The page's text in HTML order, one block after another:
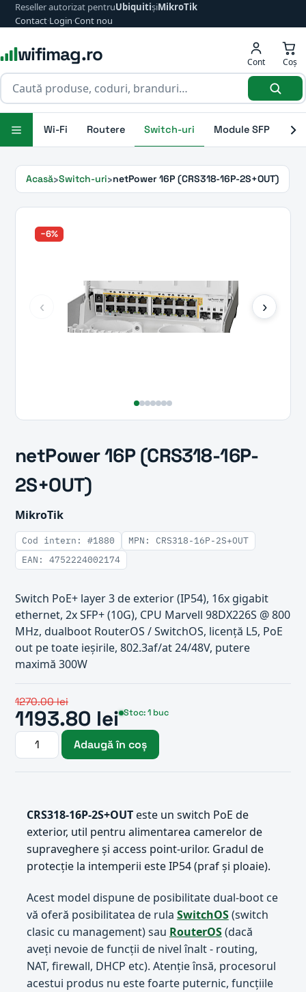
Reseller autorizat pentruUbiquitișiMikroTik
Contact·Login·Cont nou
wifimag.ro Cont Coș
Wi-Fi Routere Switch-uri Module SFP
Acasă Switch-uri netPower 16P (CRS318-16P-2S+OUT)
‹ ›
−6%
netPower 16P (CRS318-16P-
2S+OUT)
MikroTik
Cod intern: #1880
MPN: CRS318-16P-2S+OUT
EAN: 4752224002174
Switch PoE+ layer 3 de exterior (IP54), 16x gigabit
ethernet, 2x SFP+ (10G), CPU Marvell 98DX226S @ 800
MHz, dualboot RouterOS / SwitchOS, licență L5, PoE
out pe toate ieșirile, 802.3af/at 24/48V, putere
maximă 300W
1270.00 lei
1193.80 lei Stoc: 1 buc
Adaugă în coș
CRS318-16P-2S+OUTeste un switch PoE de
exterior, util pentru alimentarea camerelor de
supraveghere și access point-urilor. Gradul de
protecție la intemperii este IP54 (praf și ploaie).
Acest model dispune de posibilitate dual-boot ce
vă oferă posibilitatea de rula SwitchOS(switch
clasic cu management) sau RouterOS(dacă
aveți nevoie de funcții de nivel înalt - routing,
NAT, firewall, DHCP etc). Atenție însă, procesorul
acestui produs nu este foarte puternic, funcțiile